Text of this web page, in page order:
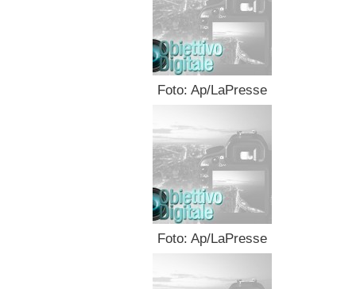
Foto: Ap/LaPresse
Foto: Ap/LaPresse